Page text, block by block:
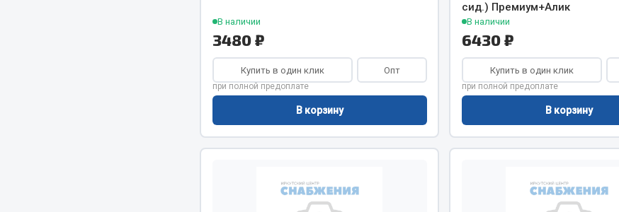
Вентили
Инструмент и оборудование для
Материалы для ремонта шин и камер
Садовый инвентарь
Весь раздел
В наличии
3480 ₽
Купить в один клик Опт
при полной предоплате
В корзину
сид.) Премиум+Алик
В наличии
6430 ₽
Купить в один клик
при полной предоплате
В корзину